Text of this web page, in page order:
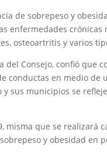
de sobrepeso y
enfermedades crónicas
osteoartritis y varios
Consejo, confió que
conductas en medio de
sus municipios se
misma que se realizará
y obesidad en